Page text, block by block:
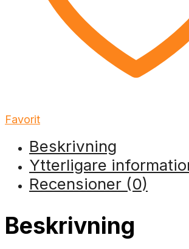
Favorit
Beskrivning
Ytterligare
Recensioner (0)
Beskrivning